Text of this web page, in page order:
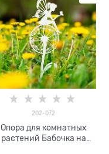
202-072
Опора для комнатных
растений Бабочка на